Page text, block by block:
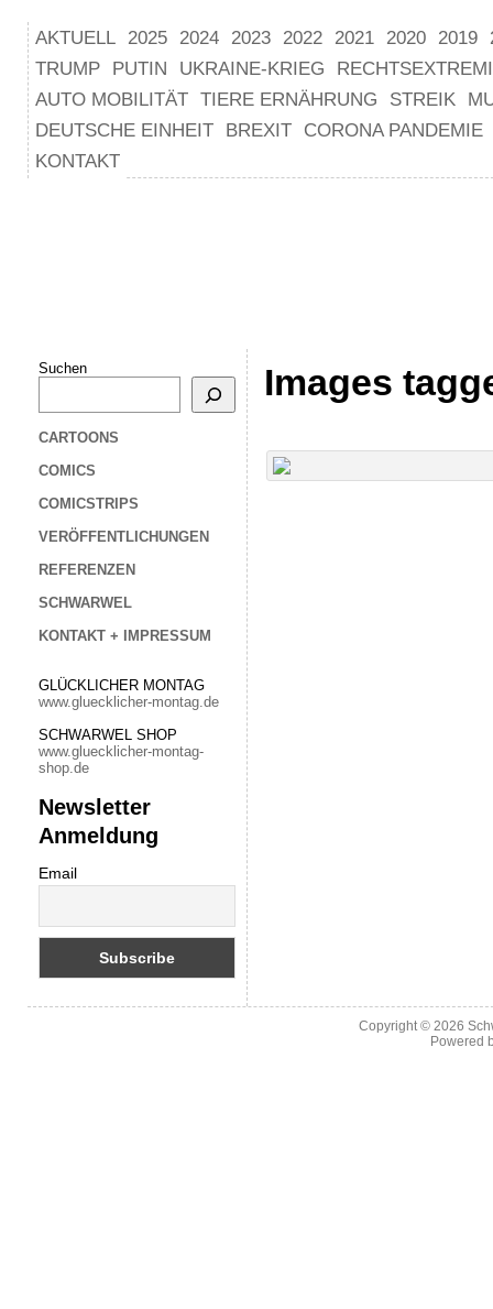
AKTUELL 2025 2024 2023 2022 2021 2020 2019
TRUMP
PUTIN UKRAINE-KRIEG
AUTO MOBILITÄT TIERE ERNÄHRUNG STREIK
DEUTSCHE EINHEIT
BREXIT
CORONA PANDEMIE
KONTAKT
Suchen
CARTOONS
COMICS
COMICSTRIPS
VERÖFFENTLICHUNGEN
REFERENZEN
SCHWARWEL
KONTAKT + IMPRESSUM
GLÜCKLICHER MONTAG
www.gluecklicher-montag.de
SCHWARWEL SHOP
www.gluecklicher-montag-
shop.de
Newsletter
Anmeldung
Email
Images
Copyright © 2026
Powered